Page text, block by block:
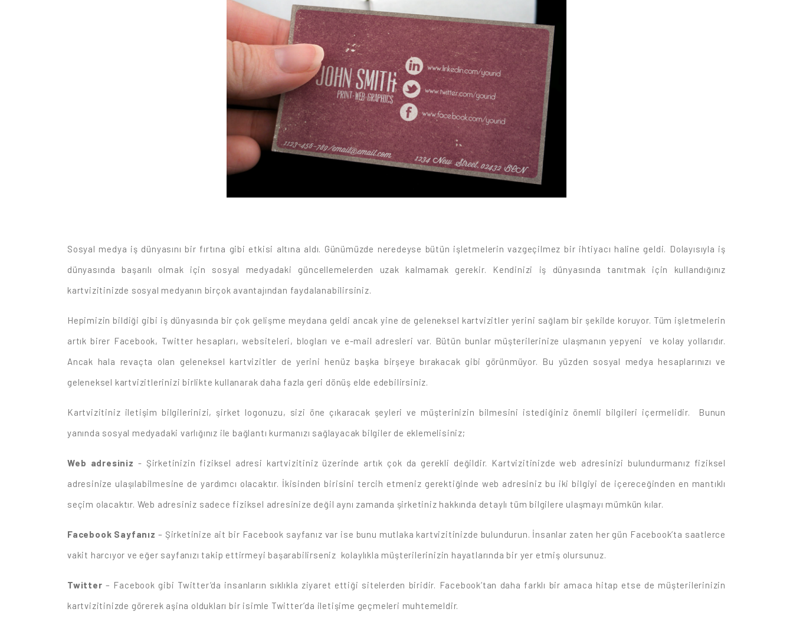
Sosyal medya iş dünyasını bir fırtına gibi etkisi altına aldı. Günümüzde neredeyse bütün işletmelerin vazgeçilmez bir ihtiyacı haline geldi. Dolayısıyla iş
dünyasında başarılı olmak için sosyal medyadaki güncellemelerden uzak kalmamak gerekir. Kendinizi iş dünyasında tanıtmak için kullandığınız
kartvizitinizde sosyal medyanın birçok avantajından faydalanabilirsiniz.
Hepimizin bildiği gibi iş dünyasında bir çok gelişme meydana geldi ancak yine de geleneksel kartvizitler yerini sağlam bir şekilde koruyor. Tüm işletmelerin
artık birer Facebook, Twitter hesapları, websiteleri, blogları ve e-mail adresleri var. Bütün bunlar müşterilerinize ulaşmanın yepyeni ve kolay yollarıdır.
Ancak hala revaçta olan geleneksel kartvizitler de yerini henüz başka birşeye bırakacak gibi görünmüyor. Bu yüzden sosyal medya hesaplarınızı ve
geleneksel kartvizitlerinizi birlikte kullanarak daha fazla geri dönüş elde edebilirsiniz.
Kartvizitiniz iletişim bilgilerinizi, şirket logonuzu, sizi öne çıkaracak şeyleri ve müşterinizin bilmesini istediğiniz önemli bilgileri içermelidir. Bunun
yanında sosyal medyadaki varlığınız ile bağlantı kurmanızı sağlayacak bilgiler de eklemelisiniz;
Web adresiniz - Şirketinizin fiziksel adresi kartvizitiniz üzerinde artık çok da gerekli değildir. Kartvizitinizde web adresinizi bulundurmanız fiziksel
adresinize ulaşılabilmesine de yardımcı olacaktır. İkisinden birisini tercih etmeniz gerektiğinde web adresiniz bu iki bilgiyi de içereceğinden en mantıklı
seçim olacaktır. Web adresiniz sadece fiziksel adresinize değil aynı zamanda şirketiniz hakkında detaylı tüm bilgilere ulaşmayı mümkün kılar.
Facebook Sayfanız – Şirketinize ait bir Facebook sayfanız var ise bunu mutlaka kartvizitinizde bulundurun. İnsanlar zaten her gün Facebook’ta saatlerce
vakit harcıyor ve eğer sayfanızı takip ettirmeyi başarabilirseniz kolaylıkla müşterilerinizin hayatlarında bir yer etmiş olursunuz.
Twitter– Facebook gibi Twitter’da insanların sıklıkla ziyaret ettiği sitelerden biridir. Facebook’tan daha farklı bir amaca hitap etse de müşterilerinizin
kartvizitinizde görerek aşina oldukları bir isimle Twitter’da iletişime geçmeleri muhtemeldir.